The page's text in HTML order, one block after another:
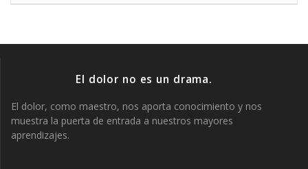
El dolor no es un drama.
El dolor, como maestro, nos aporta conocimiento y nos
muestra la puerta de entrada a nuestros mayores
aprendizajes.